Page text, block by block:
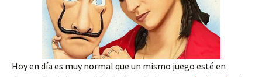
Hoy en día es muy normal que un mismo juego esté en